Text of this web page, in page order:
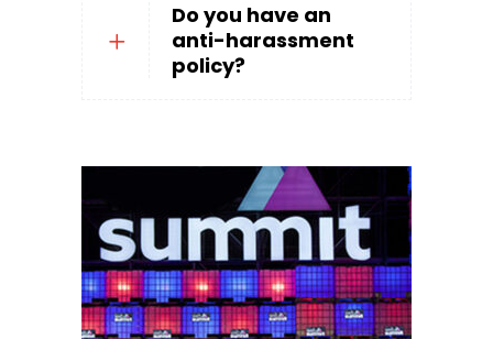
Do you have an
anti-harassment
policy?